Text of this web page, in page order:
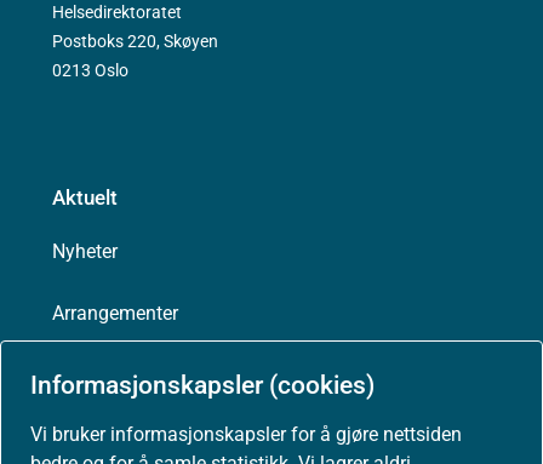
Informasjonskapsler (cookies)
Vi bruker informasjonskapsler for å gjøre nettsiden
Helsedirektoratet
Postboks 220, Skøyen
0213 Oslo
Aktuelt
Nyheter
Arrangementer
Høringer
Presse